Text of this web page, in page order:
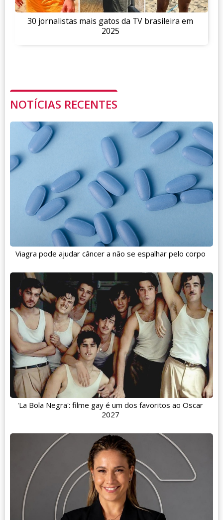
30 jornalistas mais gatos da TV brasileira em
2025
NOTÍCIAS RECENTES
Viagra pode ajudar câncer a não se espalhar pelo corpo
'La Bola Negra': filme gay é um dos favoritos ao Oscar
2027